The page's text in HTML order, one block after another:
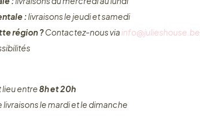
:livraisons le jeudi et samedi
région ?Contactez-nous via info@julieshouse.be
lieu entre8h et 20h
livraisons le mardi et le dimanche